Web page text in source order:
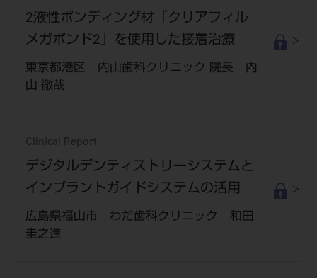
2液性ボンディング材「クリアフィル
メガボンド2」を使用した接着治療
東京都港区 内山歯科クリニック 院長 内
山 徹哉
Clinical Report
デジタルデンティストリーシステムと
インプラントガイドシステムの活用
広島県福山市 わだ歯科クリニック 和田
圭之進